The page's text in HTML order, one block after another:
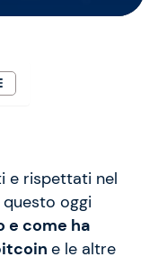
e rispettati nel
oggi
e come ha
e le altre